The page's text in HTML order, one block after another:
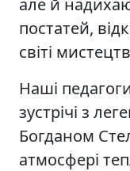
постатей,
світі
Наші
зустрічі з
Богданом
атмосфері